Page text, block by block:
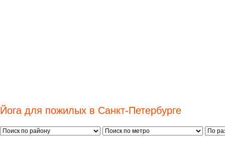
Йога для пожилых в Санкт-Петербурге